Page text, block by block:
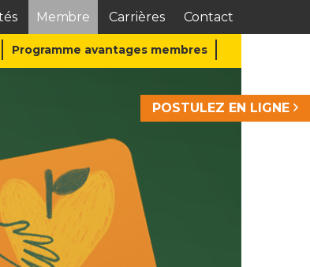
Membre Carrières Contact
Programme avantages membres
POSTULEZ EN LIGNE